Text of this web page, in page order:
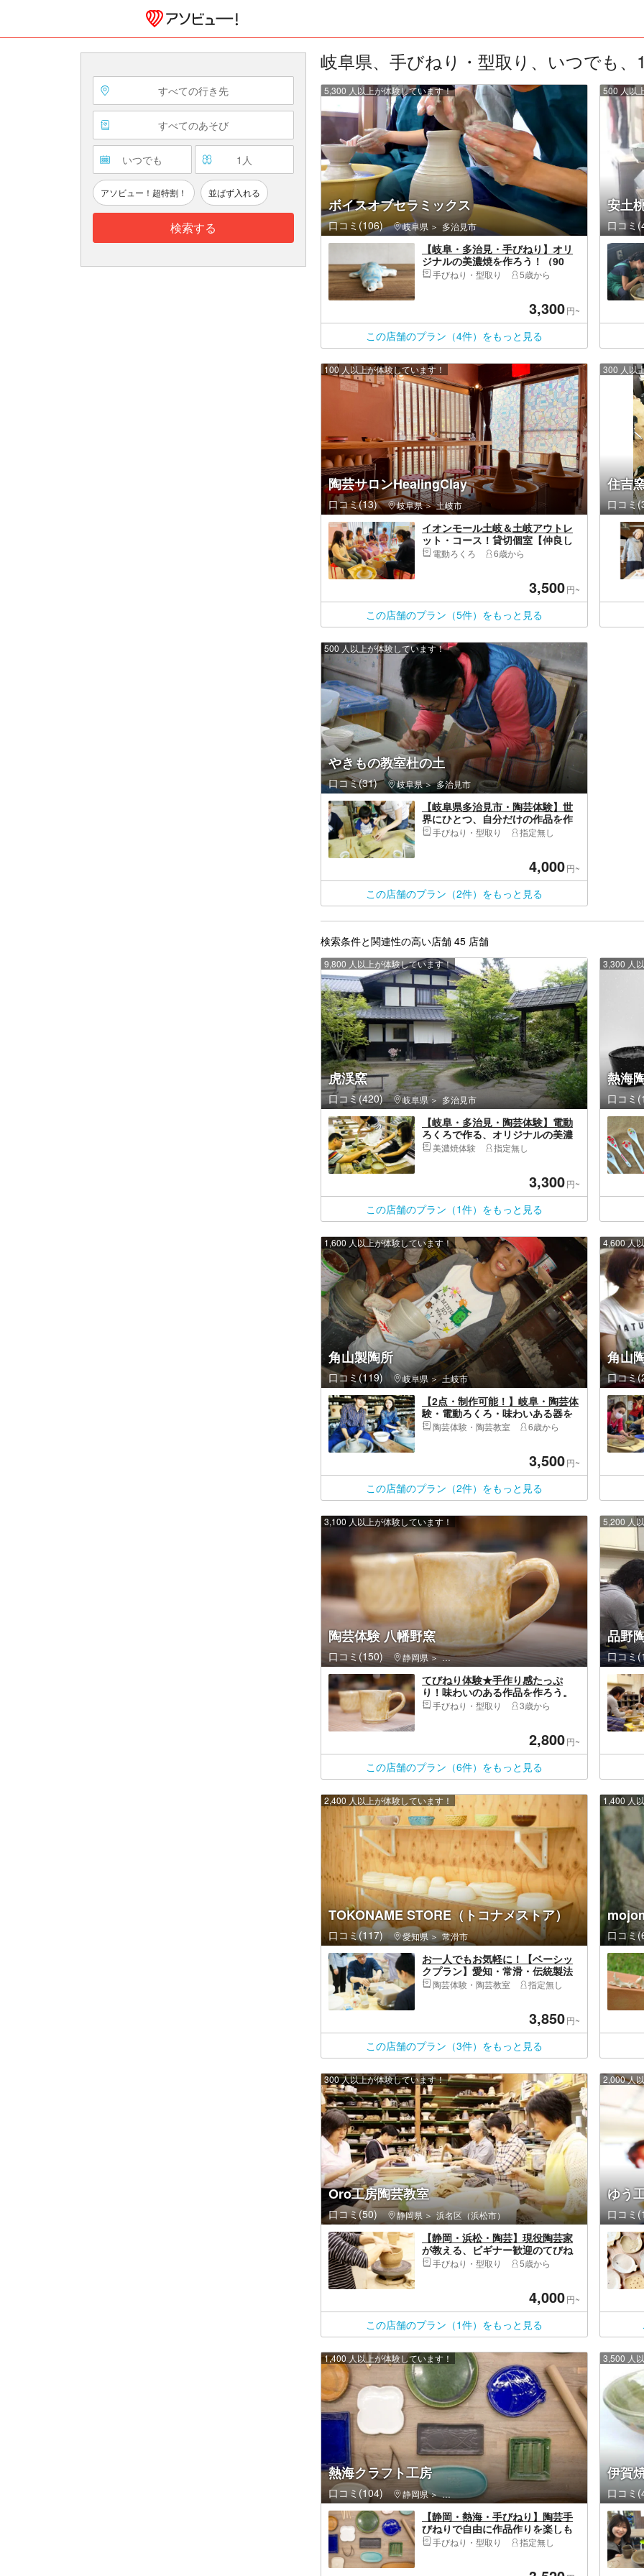
すべての行き先
すべてのあそび
いつでも 1 人
アソビュー！超特割！ 並ばず入れる
検索する
岐阜県、手びねり・型取り、いつでも、
ボイスオブセラミックス
口コミ(106) 岐阜県 多治見市
5,300 人以上が体験しています！
【岐阜・多治見・手びねり】オリ
ジナルの美濃焼を作ろう！（90
分・2個制作）
手びねり・型取り 5歳から
3,300円~
この店舗のプラン（4件）をもっと見る
安土
口コミ
500 人以
陶芸サロンHealingClay
口コミ(13) 岐阜県 土岐市
100 人以上が体験しています！
イオンモール土岐＆土岐アウトレ
ット・コース！貸切個室【仲良し
プラン】贅沢2種類の陶芸体験★ろ
電動ろくろ 6歳から
3,500円~
この店舗のプラン（5件）をもっと見る
住吉
口コミ
300 人以
やきもの教室杜の土
口コミ(31) 岐阜県 多治見市
500 人以上が体験しています！
【岐阜県多治見市・陶芸体験】世
界にひとつ、自分だけの作品を作
ろう！手びねり陶芸体験
手びねり・型取り 指定無し
4,000円~
この店舗のプラン（2件）をもっと見る
検索条件と関連性の高い店舗 45 店舗
虎渓窯
口コミ(420) 岐阜県 多治見市
9,800 人以上が体験しています！
【岐阜・多治見・陶芸体験】電動
ろくろで作る、オリジナルの美濃
焼。趣のある陶芸道場で日本文化
美濃焼体験 指定無し
3,300円~
この店舗のプラン（1件）をもっと見る
熱海
口コミ
3,300 人
角山製陶所
口コミ(119) 岐阜県 土岐市
1,600 人以上が体験しています！
【2点・制作可能！】岐阜・陶芸体
験・電動ろくろ・味わいある器を
普段づかいに。美濃焼作品をつく
陶芸体験・陶芸教室 6歳から
3,500円~
この店舗のプラン（2件）をもっと見る
角山
口コミ
4,600 人
陶芸体験 八幡野窯
口コミ(150) 静岡県 伊東市・伊豆高原・城ヶ崎海岸
3,100 人以上が体験しています！
てびねり体験★手作り感たっぷ
り！味わいのある作品を作ろう。
手びねり・型取り 3歳から
2,800円~
この店舗のプラン（6件）をもっと見る
品野
口コミ
5,200 人
TOKONAME STORE（トコナメストア）
口コミ(117) 愛知県 常滑市
2,400 人以上が体験しています！
お一人でもお気軽に！【ベーシッ
クプラン】愛知・常滑・伝統製法
を用いて陶芸作品をつくろう
陶芸体験・陶芸教室 指定無し
3,850円~
この店舗のプラン（3件）をもっと見る
口コミ
1,400 人
Oro工房陶芸教室
口コミ(50) 静岡県 浜名区（浜松市）
300 人以上が体験しています！
【静岡・浜松・陶芸】現役陶芸家
が教える、ビギナー歓迎のてびね
り体験プラン
手びねり・型取り 5歳から
4,000円~
この店舗のプラン（1件）をもっと見る
ゆう
口コミ
2,000 人
熱海クラフト工房
口コミ(104) 静岡県 熱海市・初島・南熱海・多賀・網代
1,400 人以上が体験しています！
【静岡・熱海・手びねり】陶芸手
びねりで自由に作品作りを楽しも
う！手びねり・型取り 指定無し
伊賀
口コミ
3,500 人